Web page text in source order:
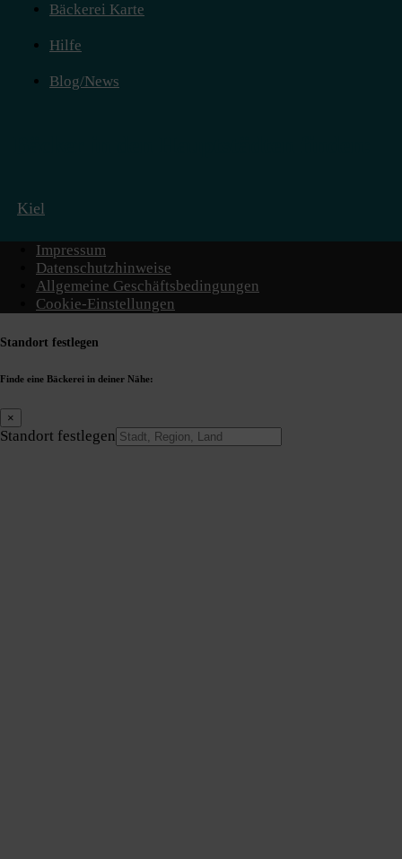
Bäckerei Karte
Hilfe
Blog/News
Kiel
Impressum
Datenschutzhinweise
Allgemeine Geschäftsbedingungen
Cookie-Einstellungen
Standort festlegen
Finde eine Bäckerei in deiner Nähe:
×
Standort festlegen